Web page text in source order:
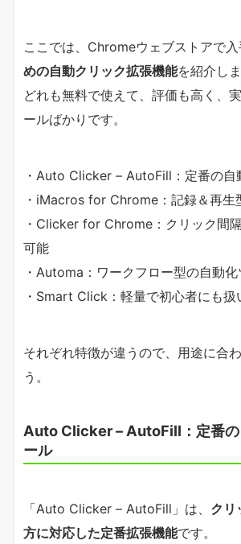
ここでは、Chromeウェブストアで入
めの自動クリック拡張機能を紹介しま
どれも無料で使えて、評価も高く、
ールばかりです。
・Auto Clicker – AutoFill：定番の自
・iMacros for Chrome：記録＆再生
・Clicker for Chrome：クリック間
可能
・Automa：ワークフロー型の自動
・Smart Click：軽量で初心者にも扱
それぞれ特徴が違うので、用途に合
う。
Auto Clicker – AutoFill：定番の
ール
「Auto Clicker – AutoFill」は、 クリ
方に対応した定番拡張機能です。